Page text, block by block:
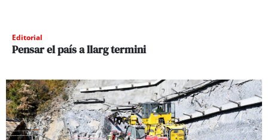
Editorial
Pensar el país a llarg termini